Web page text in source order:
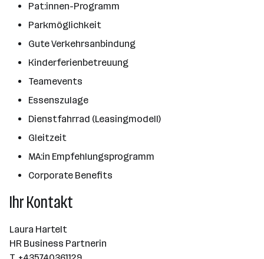
Pat:innen-Programm
Parkmöglichkeit
Gute Verkehrsanbindung
Kinderferienbetreuung
Teamevents
Essenszulage
Dienstfahrrad (Leasingmodell)
Gleitzeit
MA:in Empfehlungsprogramm
Corporate Benefits
Ihr Kontakt
Laura Hartelt
HR Business Partnerin